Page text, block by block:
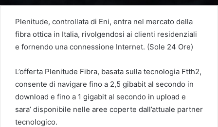
Plenitude, controllata di Eni, entra nel mercato della
fibra ottica in Italia, rivolgendosi ai clienti residenziali
e fornendo una connessione Internet. (Sole 24 Ore)
L’offerta Plenitude Fibra, basata sulla tecnologia Ftth2,
consente di navigare fino a 2,5 gibabit al secondo in
download e fino a 1 gigabit al secondo in upload e
sara’ disponibile nelle aree coperte dall’attuale partner
tecnologico.